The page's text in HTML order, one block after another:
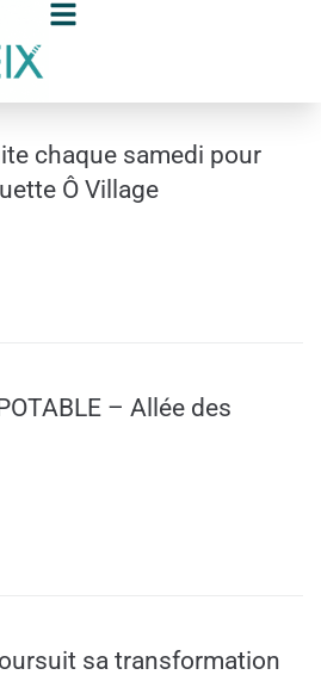
chaque samedi pour
Ô Village
– Allée des
sa transformation